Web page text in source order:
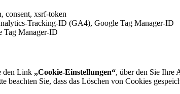
consent, xsrf-token
Tracking-ID (GA4), Google Tag Manager-ID
Tag Manager-ID
den Link „Cookie-Einstellungen“, über den Sie Ihre
beachten Sie, dass das Löschen von Cookies